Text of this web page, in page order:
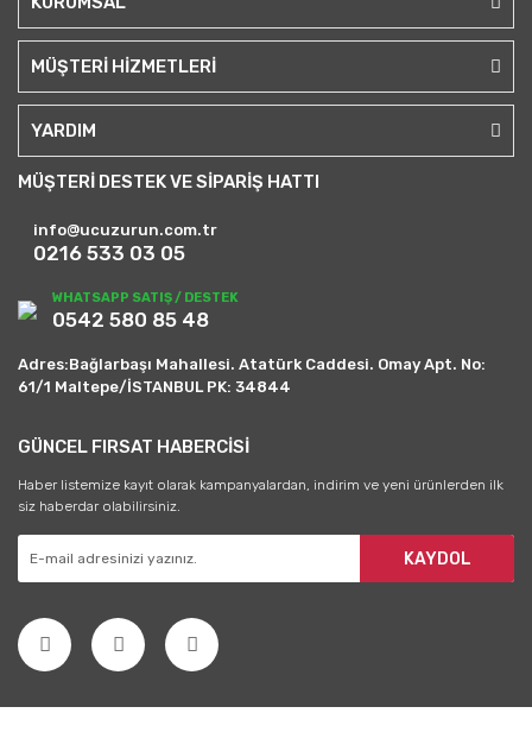
MÜŞTERİ HİZMETLERİ
YARDIM
MÜŞTERİ DESTEK VE SİPARİŞ HATTI
info@ucuzurun.com.tr
0216 533 03 05
WHATSAPP SATIŞ / DESTEK
0542 580 85 48
Adres:Bağlarbaşı Mahallesi. Atatürk Caddesi. Omay Apt. No:
61/1 Maltepe/İSTANBUL PK: 34844
GÜNCEL FIRSAT HABERCİSİ
Haber listemize kayıt olarak kampanyalardan, indirim ve yeni ürünlerden ilk
siz haberdar olabilirsiniz.
KAYDOL